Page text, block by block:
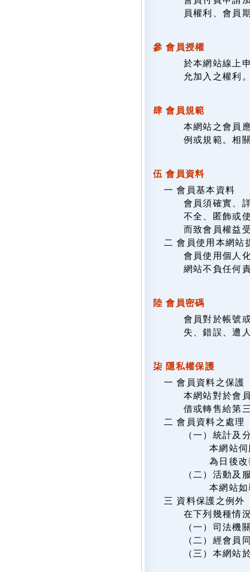
員權利、會員
參 會員授權
於本網站線上
允加入之權利。
肆 會員規範
本網站之會員
例或規範。相
伍 會員資料
一 會員基本資料
會員須確實、
不全、匿飾或
而致會員權益
二 會員使用本網站
會員使用個人
網站不負任何責
陸 會員密碼
會員對於帳號
失、錯誤、遭
柒 隱私權保護
一 會員資料之保護
本網站對於會
借或轉售給第
二 會員資料之處理
（一）統計及
本網站
為日後改
（二）活動及
本網站
三 資料保護之例外
在下列幾種情
（一）司法機
（二）經會員
（三）本網站